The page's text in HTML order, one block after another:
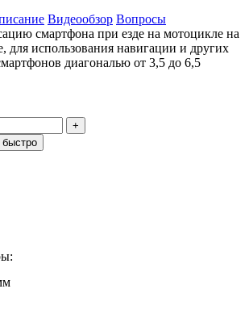
Видеообзор Вопросы
смартфона при езде на мотоцикле на
для использования навигации и других
диагональю от 3,5 до 6,5
+
быстро